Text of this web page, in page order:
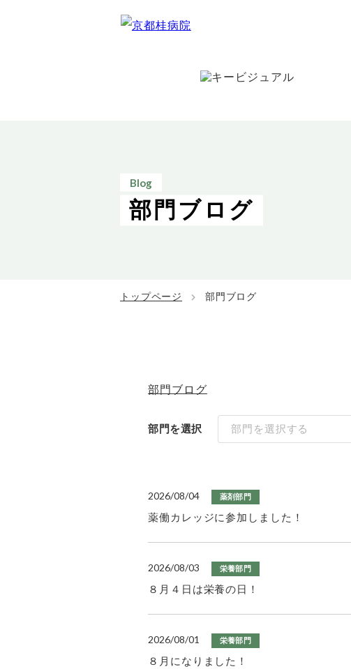
Blog
部門ブログ
トップページ 部門ブログ
部門ブログ
部門を選択 部門を選択する
2026/08/04 薬剤部門
薬働カレッジに参加しました！
2026/08/03 栄養部門
８月４日は栄養の日！
2026/08/01 栄養部門
８月になりました！